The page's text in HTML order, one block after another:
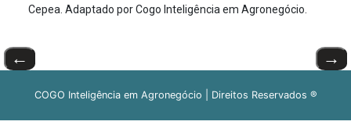
Cepea. Adaptado por Cogo Inteligência em Agronegócio.
← →
COGO Inteligência em Agronegócio | Direitos Reservados ®